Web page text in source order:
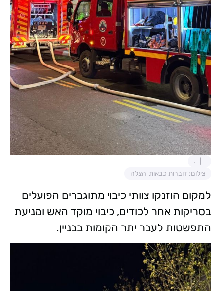
.
צילום: דוברות כבאות והצלה
למקום הוזנקו צוותי כיבוי מתוגברים הפועלים
בסריקות אחר לכודים, כיבוי מוקד האש ומניעת
התפשטות לעבר יתר הקומות בבניין.